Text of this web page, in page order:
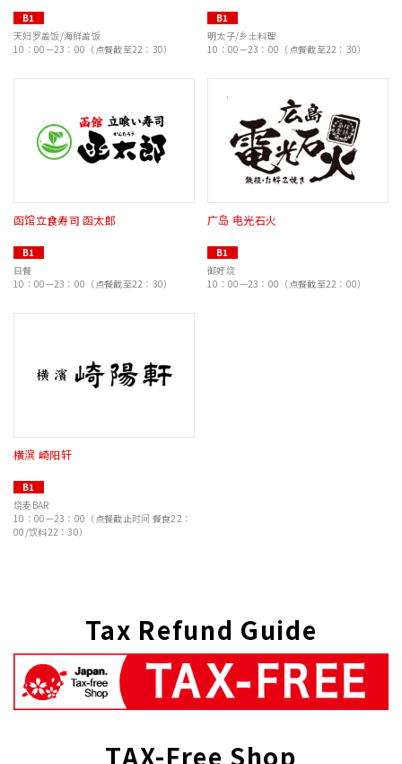
B1
天妇罗盖饭/海鲜盖饭
10：00—23：00（点餐截至22：30）
B1
明太子/乡土料理
10：00—23：00（点餐截至22：30）
函馆立食寿司 函太郎
B1
日餐
10：00—23：00（点餐截至22：30）
广岛 电光石火
B1
御好烧
10：00—23：00（点餐截至22：00）
横滨 崎阳轩
B1
烧麦BAR
10：00—23：00（点餐截止时间 餐食22：
00/饮料22：30）
Tax Refund Guide
TAX-Free Shop